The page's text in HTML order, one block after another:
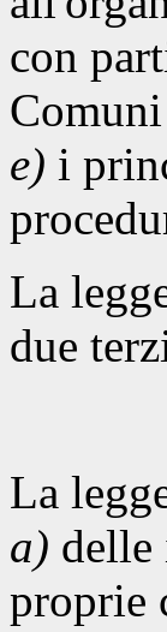
con
e) i
La
due
La
a) delle
proprie